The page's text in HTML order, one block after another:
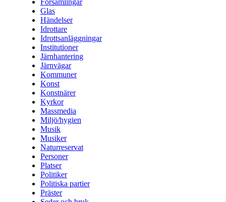
Glas
Händelser
Idrottare
Idrottsanläggningar
Institutioner
Järnhantering
Järnvägar
Kommuner
Konst
Konstnärer
Kyrkor
Massmedia
Miljö/hygien
Musik
Musiker
Naturreservat
Personer
Platser
Politiker
Politiska partier
Präster